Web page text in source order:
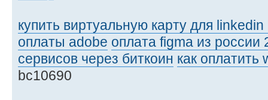
купить виртуальную карту для
оплаты adobe оплата figma из россии
сервисов через биткоин как оплатить
bc10690